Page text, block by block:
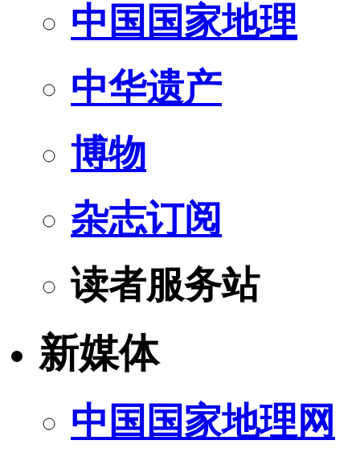
中国国家地理
中华遗产
博物
杂志订阅
读者服务站
新媒体
中国国家地理网